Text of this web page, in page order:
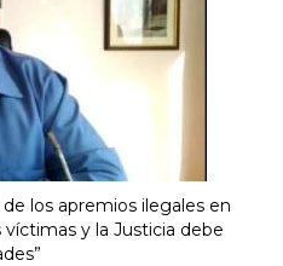
los apremios ilegales en
víctimas y la Justicia debe